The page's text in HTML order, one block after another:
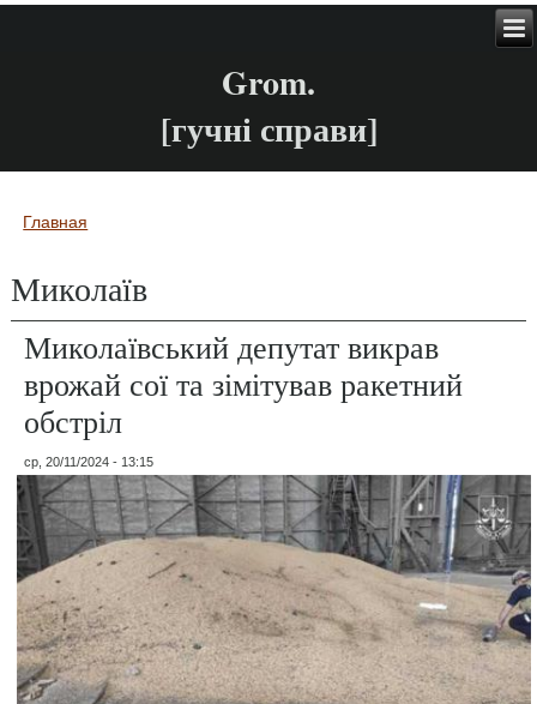
Grom.
[гучні справи]
Вы здесь
Главная
Миколаїв
Миколаївський депутат викрав
врожай сої та зімітував ракетний
обстріл
ср, 20/11/2024 - 13:15